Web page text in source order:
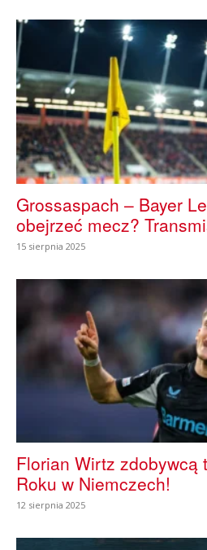
Grossaspach – Bayer
obejrzeć mecz?
15 sierpnia 2025
Florian Wirtz zdobywcą
Roku w Niemczech!
12 sierpnia 2025